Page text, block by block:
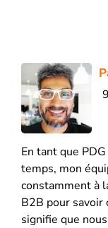
En tant que
temps, mon
constamment à
B2B pour savoir
signifie que